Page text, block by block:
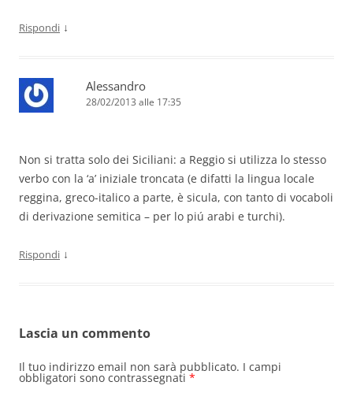
Rispondi ↓
Alessandro
28/02/2013 alle 17:35
Non si tratta solo dei Siciliani: a Reggio si utilizza lo stesso
verbo con la ‘a’ iniziale troncata (e difatti la lingua locale
reggina, greco-italico a parte, è sicula, con tanto di vocaboli
di derivazione semitica – per lo piú arabi e turchi).
Rispondi ↓
Lascia un commento
Il tuo indirizzo email non sarà pubblicato. I campi
obbligatori sono contrassegnati *